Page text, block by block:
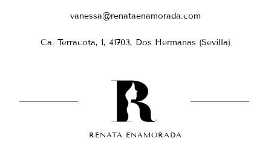
vanessa@renataenamorada.com
Ca. Terracota, 1, 41703, Dos Hermanas (Sevilla)
RENATA ENAMORADA